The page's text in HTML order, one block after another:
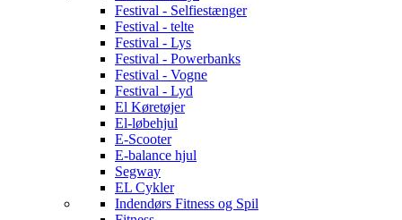
Festival - Selfiestænger
Festival - telte
Festival - Lys
Festival - Powerbanks
Festival - Vogne
Festival - Lyd
El Køretøjer
El-løbehjul
E-Scooter
E-balance hjul
Segway
EL Cykler
Indendørs Fitness og Spil